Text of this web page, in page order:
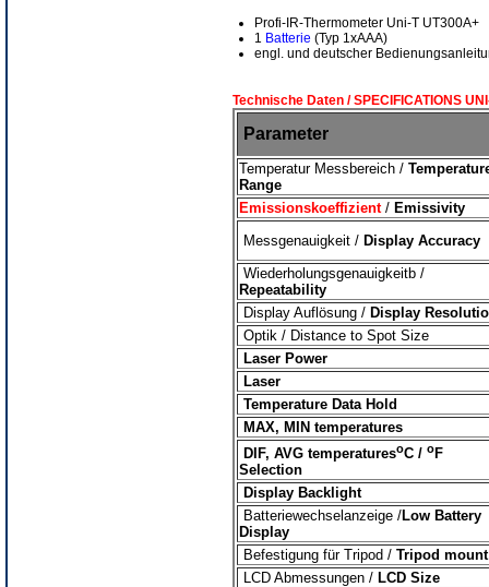
Profi-IR-Thermometer Uni-T UT300A+
1 Batterie (Typ 1xAAA)
engl. und deutscher
Technische Daten / SPECIFICATIONS
Parameter
Temperatur Messbereich /
Range
Emissionskoeffizient/ Emissivity
Messgenauigkeit / Display Accuracy
Wiederholungsgenauigkeitb /
Repeatability
Display Auflösung / Display
Optik / Distance to Spot Size
Laser Power
Laser
Temperature Data Hold
MAX, MIN temperatures
DIF, AVG temperaturesoC / oF
Selection
Display Backlight
Batteriewechselanzeige /Low Battery
Display
Befestigung für Tripod / Tripod mount
LCD Abmessungen / LCD Size